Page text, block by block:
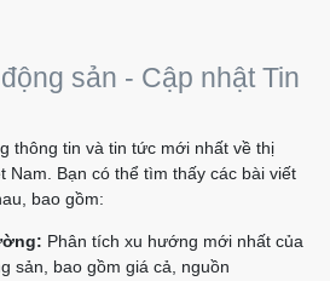
sản - Cập nhật Tin
thông tin và tin tức mới nhất về thị
Nam. Bạn có thể tìm thấy các bài viết
bao gồm:
Phân tích xu hướng mới nhất của
sản, bao gồm giá cả, nguồn